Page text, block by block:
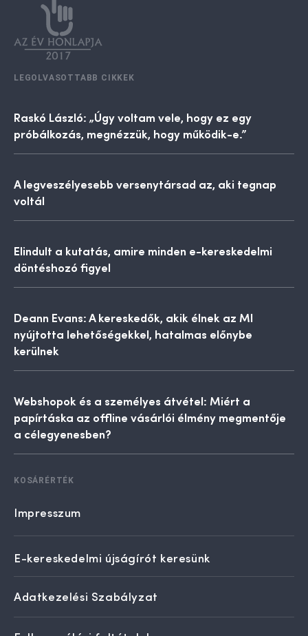
LEGOLVASOTTABB CIKKEK
Raskó László: „Úgy voltam vele, hogy ez egy
próbálkozás, megnézzük, hogy működik-e.”
A legveszélyesebb versenytársad az, aki tegnap
voltál
Elindult a kutatás, amire minden e-kereskedelmi
döntéshozó figyel
Deann Evans: A kereskedők, akik élnek az MI
nyújtotta lehetőségekkel, hatalmas előnybe
kerülnek
Webshopok és a személyes átvétel: Miért a
papírtáska az offline vásárlói élmény megmentője
a célegyenesben?
KOSÁRÉRTÉK
Impresszum
E-kereskedelmi újságírót keresünk
Adatkezelési Szabályzat